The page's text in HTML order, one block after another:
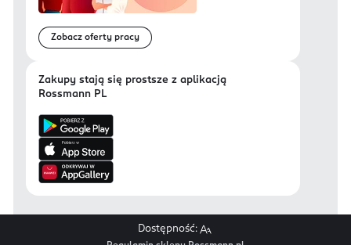
Zobacz oferty pracy
Zakupy stają się prostsze z aplikacją
Rossmann PL
Dostępność: